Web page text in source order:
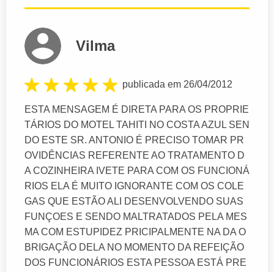
Vilma
publicada em 26/04/2012
ESTA MENSAGEM É DIRETA PARA OS PROPRIE
TÁRIOS DO MOTEL TAHITI NO COSTA AZUL SEN
DO ESTE SR. ANTONIO É PRECISO TOMAR PR
OVIDÊNCIAS REFERENTE AO TRATAMENTO D
A COZINHEIRA IVETE PARA COM OS FUNCIONÁ
RIOS ELA É MUITO IGNORANTE COM OS COLE
GAS QUE ESTÃO ALI DESENVOLVENDO SUAS
FUNÇOES E SENDO MALTRATADOS PELA MES
MA COM ESTUPIDEZ PRICIPALMENTE NA DA O
BRIGAÇÃO DELA NO MOMENTO DA REFEIÇÃO
DOS FUNCIONÁRIOS ESTA PESSOA ESTÁ PRE